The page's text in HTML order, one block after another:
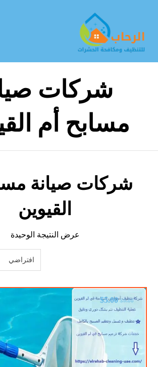
شركات
مسابح أم
شركات صيانة
القيوين
عرض النتيجة الوحيدة
$9.00
$5.00